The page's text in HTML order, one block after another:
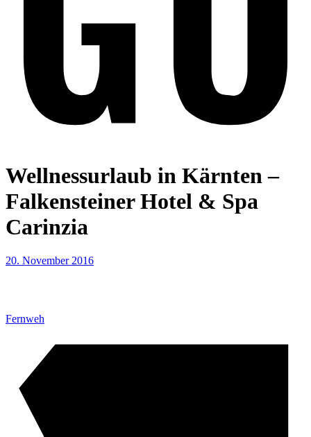
Wellnessurlaub in Kärnten –
Falkensteiner Hotel & Spa
Carinzia
20. November 2016
Fernweh